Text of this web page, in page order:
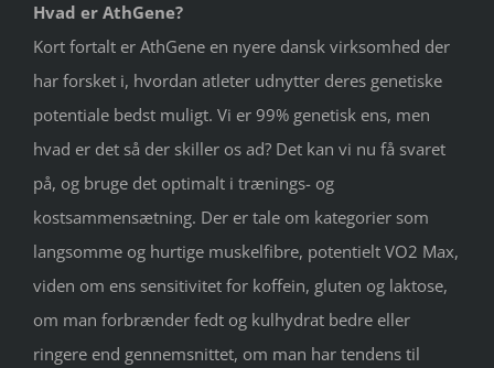
Hvad er AthGene?
Kort fortalt er AthGene en nyere dansk virksomhed der
har forsket i, hvordan atleter udnytter deres genetiske
potentiale bedst muligt. Vi er 99% genetisk ens, men
hvad er det så der skiller os ad? Det kan vi nu få svaret
på, og bruge det optimalt i trænings- og
kostsammensætning. Der er tale om kategorier som
langsomme og hurtige muskelfibre, potentielt VO2 Max,
viden om ens sensitivitet for koffein, gluten og laktose,
om man forbrænder fedt og kulhydrat bedre eller
ringere end gennemsnittet, om man har tendens til